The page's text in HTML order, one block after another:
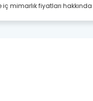
mimarlık fiyatları hakkında